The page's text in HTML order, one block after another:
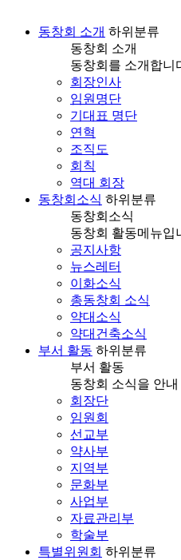
동창회 소개 하위분류
동창회 소개
동창회를 소개합니
회장인사
임원명단
기대표 명단
연혁
조직도
회칙
역대 회장
동창회소식 하위분류
동창회소식
동창회 활동메뉴입
공지사항
뉴스레터
이화소식
총동창회 소식
약대소식
약대건축소식
부서 활동 하위분류
부서 활동
동창회 소식을 안
회장단
임원회
선교부
약사부
지역부
문화부
사업부
자료관리부
학술부
특별위원회 하위분류